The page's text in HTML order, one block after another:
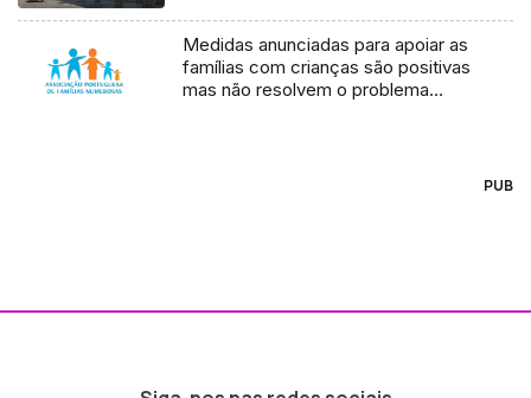
Medidas anunciadas para apoiar as
famílias com crianças são positivas
mas não resolvem o problema
PUB